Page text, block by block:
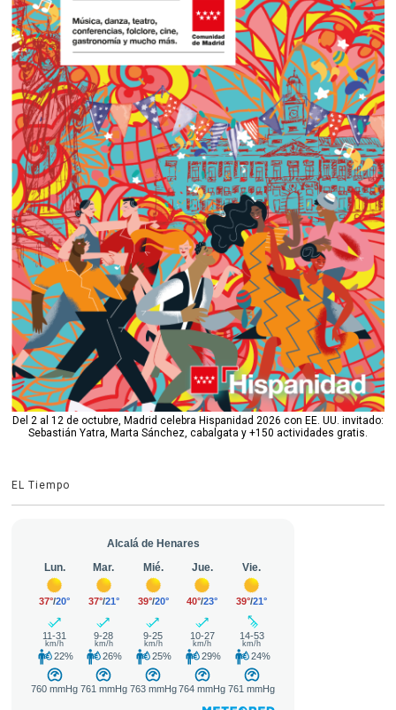
Del 2 al 12 de octubre, Madrid celebra Hispanidad 2026 con EE. UU. invitado:
Sebastián Yatra, Marta Sánchez, cabalgata y +150 actividades gratis.
EL Tiempo